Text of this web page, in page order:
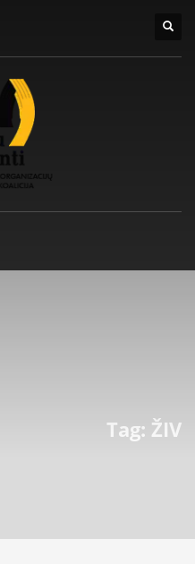
Tag: ŽIV